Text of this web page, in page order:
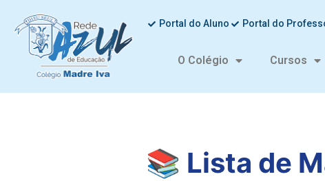
Portal do Aluno Portal do
O Colégio Cursos
📚 Lista de